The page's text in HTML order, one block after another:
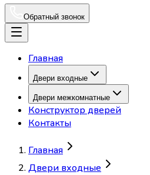
Обратный звонок
Главная
Двери входные
Двери межкомнатные
Конструктор дверей
Контакты
Главная
Двери входные